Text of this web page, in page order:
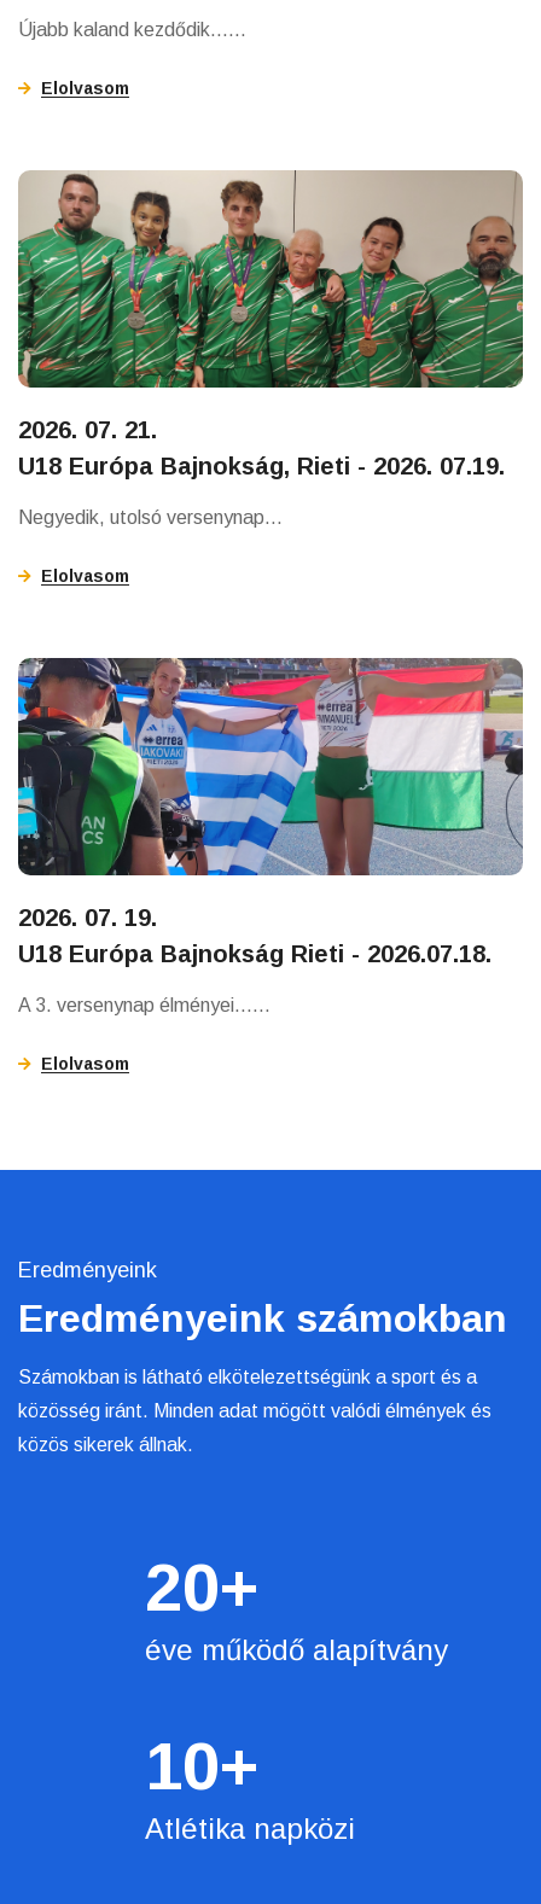
Újabb kaland kezdődik......
Elolvasom
2026. 07. 21.
U18 Európa Bajnokság, Rieti - 2026. 07.19.
Negyedik, utolsó versenynap...
Elolvasom
2026. 07. 19.
U18 Európa Bajnokság Rieti - 2026.07.18.
A 3. versenynap élményei......
Elolvasom
Eredményeink
Eredményeink számokban
Számokban is látható elkötelezettségünk a sport és a
közösség iránt. Minden adat mögött valódi élmények és
közös sikerek állnak.
20+
éve működő alapítvány
10+
Atlétika napközi